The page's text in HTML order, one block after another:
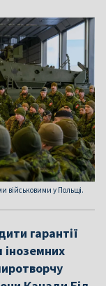
військовими у Польщі.
гарантії
іноземних